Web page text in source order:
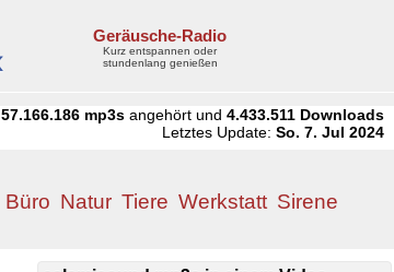
Geräusche-Radio
Kurz entspannen oder
stundenlang genießen
57.166.186 mp3s angehört und4.433.511 Downloads
Letztes Update:So. 7. Jul 2024
Büro Natur Tiere Werkstatt Sirene